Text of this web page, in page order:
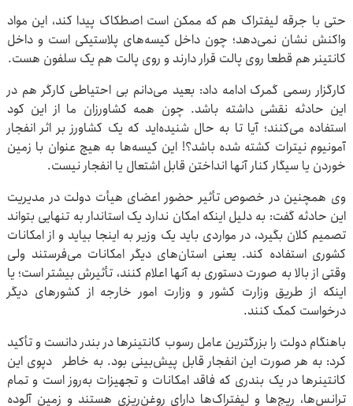
حتی با جرقه لیفتراک هم که ممکن است اصطکاک پیدا کند، این مواد
واکنش نشان نمی‌دهد؛ چون داخل کیسه‌های پلاستیکی است و داخل
کانتینر هم قطعا روی پالت قرار دارند و روی پالت هم یک سلفون هست.
کارگزار رسمی گمرک ادامه داد: بعید می‌دانم بی احتیاطی کارگر هم در
این حادثه نقشی داشته باشد. چون همه کشاورزان ما از این کود
استفاده می‌کنند؛ آیا تا به حال شنیده‌اید که یک کشاورز بر اثر انفجار
آمونیوم نیترات کشته شده باشد؟! این کیسه‌ها به هیچ عنوان با زمین
خوردن یا سیگار کنار آنها انداختن قابل اشتعال یا انفجار نیست.
وی همچنین در خصوص تأثیر حضور اعضای هیأت دولت در مدیریت
این حادثه گفت: به دلیل اینکه امکان ندارد یک استاندار به تنهایی بتواند
تصمیم کلان بگیرد، در مواردی باید یک وزیر به اینجا بیاید و از امکانات
کشوری استفاده کند. یعنی استان‌های دیگر امکانات می‌فرستند ولی
وقتی از بالا به صورت دستوری به آنها اعلام کنند، تأثیرش بیشتر است؛ یا
اینکه از طریق وزارت کشور و وزارت امور خارجه از کشورهای دیگر
درخواست کمک کنند.
باهنگام دولت را بزرگترین عامل رسوب کانتینرها در بندر دانست و تأکید
کرد: به هر صورت این انفجار قابل پیش‌بینی بود. به خاطر دپوی این
کانتینرها در یک بندری که فاقد امکانات و تجهیزات به‌روز است و تمام
ترانس‌ها، ریچ‌ها و لیفتراک‌ها دارای روغن‌ریزی هستند و زمین آلوده